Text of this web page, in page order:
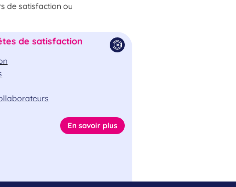
de satisfaction ou
de satisfaction
En savoir plus